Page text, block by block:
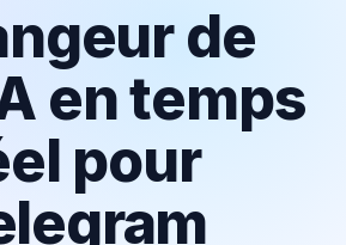
de
en temps
pour